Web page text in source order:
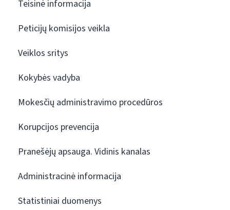
Teisinė informacija
Peticijų komisijos veikla
Veiklos sritys
Kokybės vadyba
Mokesčių administravimo procedūros
Korupcijos prevencija
Pranešėjų apsauga. Vidinis kanalas
Administracinė informacija
Statistiniai duomenys